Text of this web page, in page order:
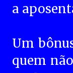
a
Um
quem